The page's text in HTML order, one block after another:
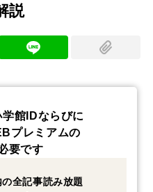
説
館IDならびに
プレミアムの
要です
全記事読み放題